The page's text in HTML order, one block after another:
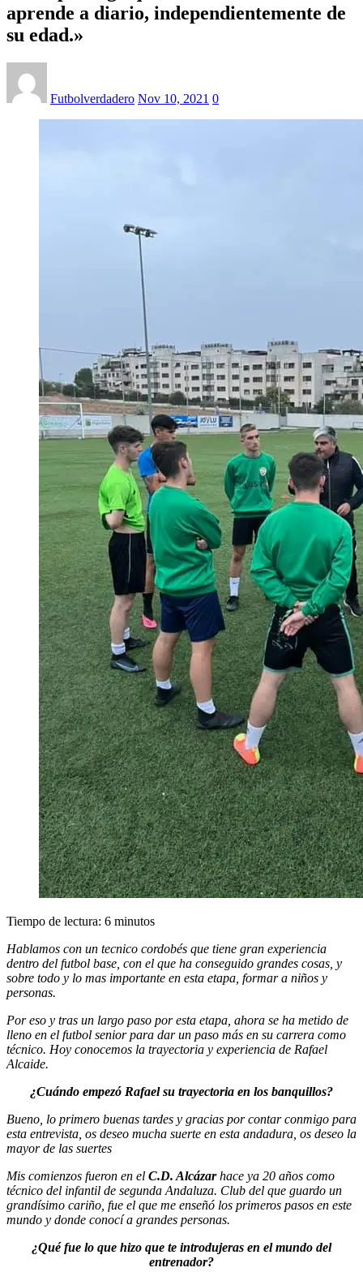
aprende a diario, independientemente de
su edad.»
Futbolverdadero Nov 10, 2021 0
Tiempo de lectura: 6 minutos
Hablamos con un tecnico cordobés que tiene gran experiencia
dentro del futbol base, con el que ha conseguido grandes cosas, y
sobre todo y lo mas importante en esta etapa, formar a niños y
personas.
Por eso y tras un largo paso por esta etapa, ahora se ha metido de
lleno en el futbol senior para dar un paso más en su carrera como
técnico. Hoy conocemos la trayectoria y experiencia de Rafael
Alcaide.
¿Cuándo empezó Rafael su trayectoria en los banquillos?
Bueno, lo primero buenas tardes y gracias por contar conmigo para
esta entrevista, os deseo mucha suerte en esta andadura, os deseo la
mayor de las suertes
Mis comienzos fueron en el C.D. Alcázarhace ya 20 años como
técnico del infantil de segunda Andaluza. Club del que guardo un
grandísimo cariño, fue el que me enseñó los primeros pasos en este
mundo y donde conocí a grandes personas.
¿Qué fue lo que hizo que te introdujeras en el mundo del
entrenador?